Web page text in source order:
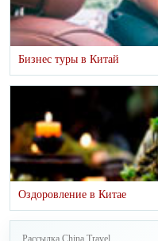
Бизнес туры в Китай
Оздоровление в Китае
Рассылка China Travel